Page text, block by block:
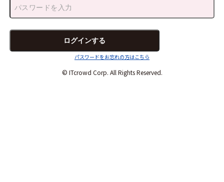
パスワードをお忘れの方はこちら
© ITcrowd Corp. All Rights Reserved.